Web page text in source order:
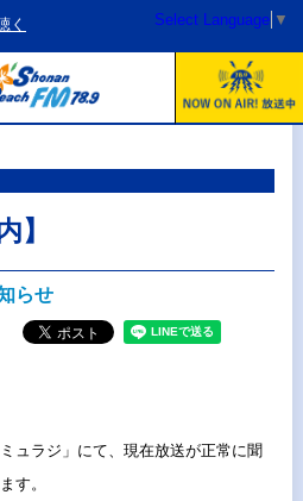
く Select Language ▼
】
らせ
ュラジ」にて、現在放送が正常に聞
す。